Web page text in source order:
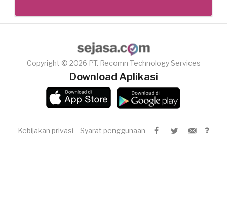
Copyright © 2026 PT. Recomn Technology Services
Download Aplikasi
Kebijakan privasi Syarat penggunaan